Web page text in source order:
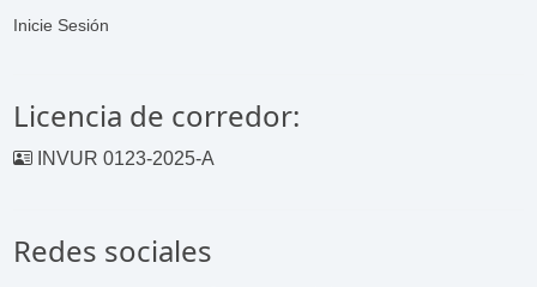
Inicie Sesión
Licencia de corredor:
INVUR 0123-2025-A
Redes sociales